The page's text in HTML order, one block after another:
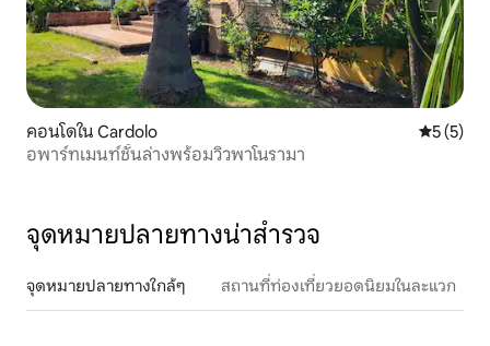
คอนโดใน Cardolo คะแนนเฉ
5 (5)
อพาร์ทเมนท์ชั้นล่างพร้อมวิวพาโนรามา
จุดหมายปลายทางน่าสำรวจ
จุดหมายปลายทางใกล้ๆ สถานที่ท่องเที่ยวยอดนิยมในละแวก